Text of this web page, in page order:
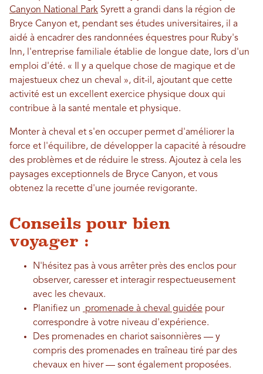
Canyon National Park Syrett a grandi dans la région de
Bryce Canyon et, pendant ses études universitaires, il a
aidé à encadrer des randonnées équestres pour Ruby's
Inn, l'entreprise familiale établie de longue date, lors d'un
emploi d'été. « Il y a quelque chose de magique et de
majestueux chez un cheval », dit-il, ajoutant que cette
activité est un excellent exercice physique doux qui
contribue à la santé mentale et physique.
Monter à cheval et s'en occuper permet d'améliorer la
force et l'équilibre, de développer la capacité à résoudre
des problèmes et de réduire le stress. Ajoutez à cela les
paysages exceptionnels de Bryce Canyon, et vous
obtenez la recette d'une journée revigorante.
Conseils pour bien
voyager :
N'hésitez pas à vous arrêter près des enclos pour
observer, caresser et interagir respectueusement
avec les chevaux.
Planifiez un
promenade à cheval guidée pour
correspondre à votre niveau d'expérience.
Des promenades en chariot saisonnières — y
compris des promenades en traîneau tiré par des
chevaux en hiver — sont également proposées.